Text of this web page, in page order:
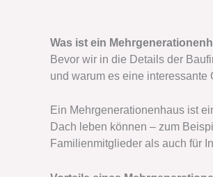
Was ist ein
Bevor wir in die Details der
und warum es eine interessante
Ein Mehrgenerationenhaus ist
Dach leben können – zum
Familienmitglieder als auch für